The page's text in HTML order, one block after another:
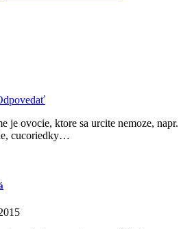
je ovocie, ktore sa urcite nemoze, napr.
cucoriedky…